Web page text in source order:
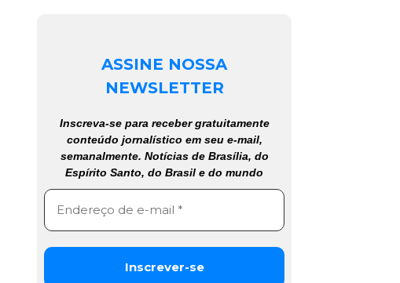
ASSINE NOSSA
NEWSLETTER
Inscreva-se para receber gratuitamente
conteúdo jornalístico em seu e-mail,
semanalmente. Notícias de Brasília, do
Espírito Santo, do Brasil e do mundo